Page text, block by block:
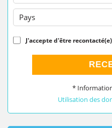
Pays
J'accepte d'être
*
Utilisation des